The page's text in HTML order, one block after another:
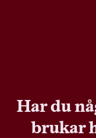
Har du
brukar